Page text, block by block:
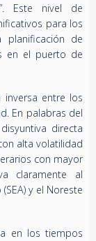
Este nivel de
para los
planificación de
en el puerto de
inversa entre los
En palabras del
directa
alta volatilidad
con mayor
claramente al
y el Noreste
en los tiempos